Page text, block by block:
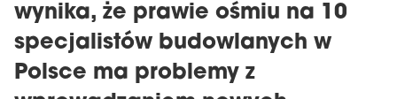
wynika, że prawie ośmiu na 10
specjalistów budowlanych w
Polsce ma problemy z